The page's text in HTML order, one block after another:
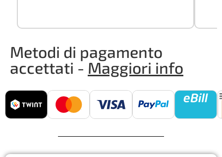
Metodi di pagamento
accettati - Maggiori info